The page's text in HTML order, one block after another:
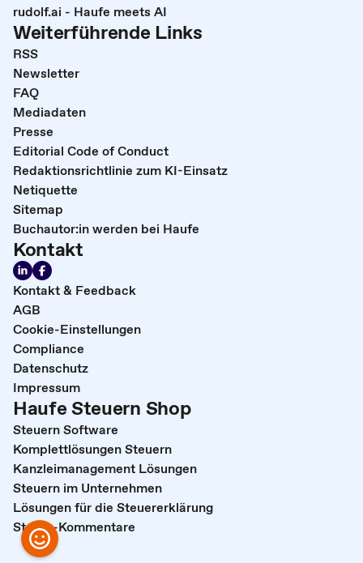
rudolf.ai - Haufe meets AI
Weiterführende Links
RSS
Newsletter
FAQ
Mediadaten
Presse
Editorial Code of Conduct
Redaktionsrichtlinie zum KI-Einsatz
Netiquette
Sitemap
Buchautor:in werden bei Haufe
Kontakt
Kontakt & Feedback
AGB
Cookie-Einstellungen
Compliance
Datenschutz
Impressum
Haufe Steuern Shop
Steuern Software
Komplettlösungen Steuern
Kanzleimanagement Lösungen
Steuern im Unternehmen
Lösungen für die Steuererklärung
Steuer-Kommentare